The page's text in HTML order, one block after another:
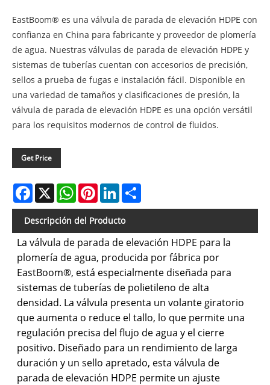
EastBoom® es una válvula de parada de elevación HDPE con
confianza en China para fabricante y proveedor de plomería
de agua. Nuestras válvulas de parada de elevación HDPE y
sistemas de tuberías cuentan con accesorios de precisión,
sellos a prueba de fugas e instalación fácil. Disponible en
una variedad de tamaños y clasificaciones de presión, la
válvula de parada de elevación HDPE es una opción versátil
para los requisitos modernos de control de fluidos.
Get Price
Facebook
X WhatsAppPinterestLinkedIn
Descripción del Producto
La válvula de parada de elevación HDPE para la
plomería de agua, producida por fábrica por
EastBoom®, está especialmente diseñada para
sistemas de tuberías de polietileno de alta
densidad. La válvula presenta un volante giratorio
que aumenta o reduce el tallo, lo que permite una
regulación precisa del flujo de agua y el cierre
positivo. Diseñado para un rendimiento de larga
duración y un sello apretado, esta válvula de
parada de elevación HDPE permite un ajuste